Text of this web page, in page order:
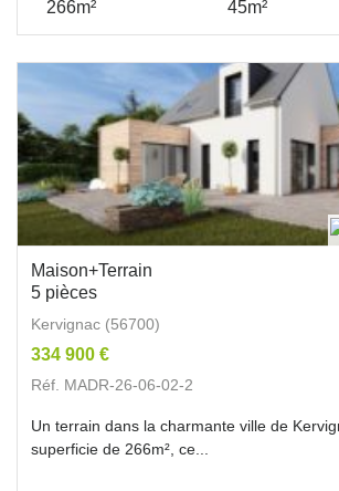
266m² 45m²
Maison+Terrain
5 pièces
Kervignac (56700)
334 900 €
Réf. MADR-26-06-02-2
Un terrain dans la charmante ville de
superficie de 266m², ce...